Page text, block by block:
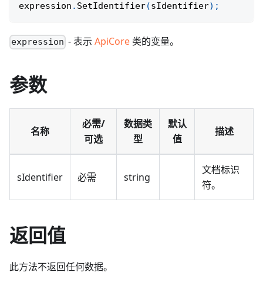
expression . SetIdentifier(sIdentifier) ;
expression - 表示ApiCore 类的变量。
参数
名称
必需/
可选
数据类
型
默认
值
描述
sIdentifier 必需 string
文档标识
符。
返回值
此方法不返回任何数据。